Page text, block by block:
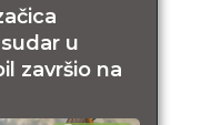
u
završio na